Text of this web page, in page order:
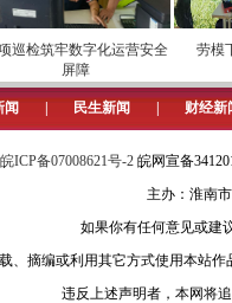
检筑牢数字化运营安全
屏障
劳模下
闻 民生新闻 财经新
皖ICP备07008621号-2 皖网宣备
主办：淮南
如果你有任何意见或建
、摘编或利用其它方式使用本站
违反上述声明者，本网将